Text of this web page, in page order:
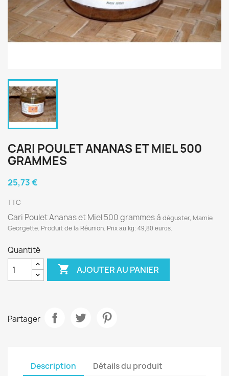
CARI POULET ANANAS ET MIEL 500
GRAMMES
25,73 €
TTC
Cari Poulet Ananas et Miel 500 grammes à déguster, Mamie
Georgette. Produit de la Réunion. Prix au kg: 49,80 euros.
Quantité
 AJOUTER AU PANIER
Partager
Description Détails du produit